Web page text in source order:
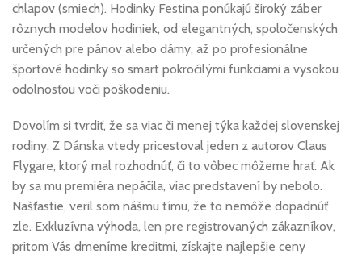
chlapov (smiech). Hodinky Festina ponúkajú široký záber
rôznych modelov hodiniek, od elegantných, spoločenských
určených pre pánov alebo dámy, až po profesionálne
športové hodinky so smart pokročilými funkciami a vysokou
odolnosťou voči poškodeniu.
Dovolím si tvrdiť, že sa viac či menej týka každej slovenskej
rodiny. Z Dánska vtedy pricestoval jeden z autorov Claus
Flygare, ktorý mal rozhodnúť, či to vôbec môžeme hrať. Ak
by sa mu premiéra nepáčila, viac predstavení by nebolo.
Našťastie, veril som nášmu tímu, že to nemôže dopadnúť
zle. Exkluzívna výhoda, len pre registrovaných zákazníkov,
pritom Vás dmeníme kreditmi, získajte najlepšie ceny